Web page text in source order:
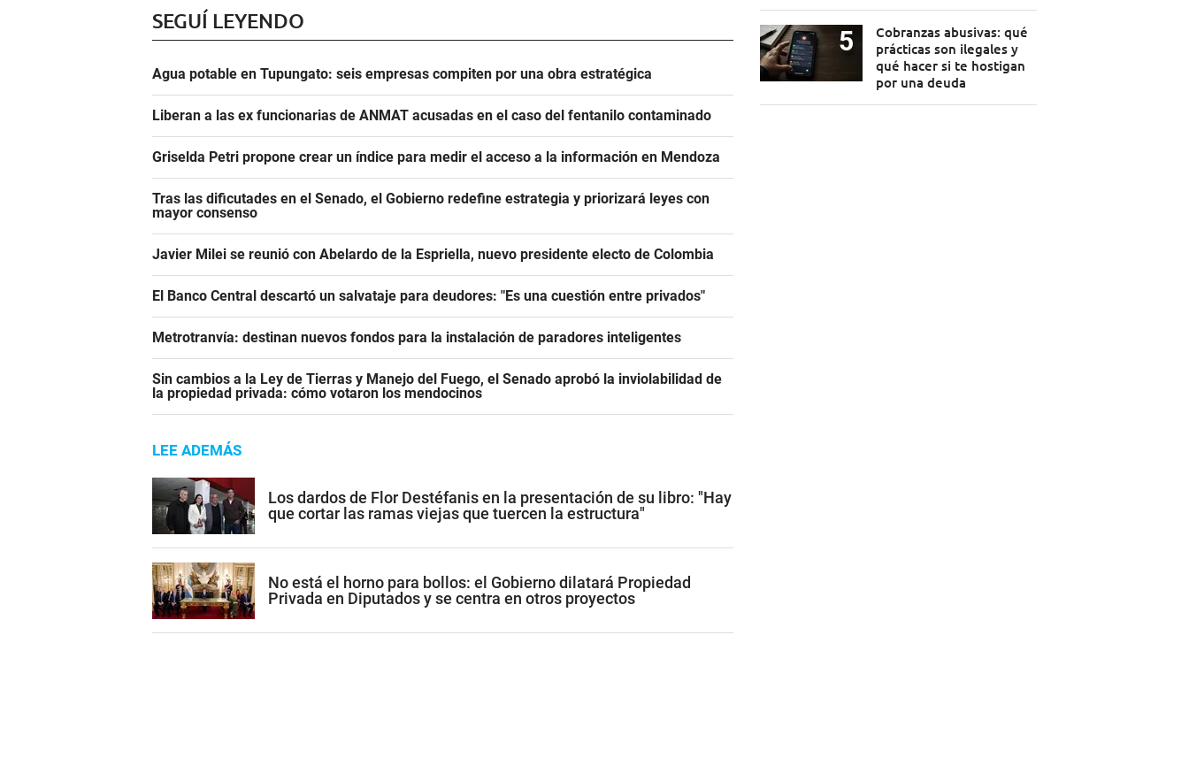
SEGUÍ LEYENDO
Agua potable en Tupungato: seis empresas compiten por una obra estratégica
Liberan a las ex funcionarias de ANMAT acusadas en el caso del fentanilo contaminado
Griselda Petri propone crear un índice para medir el acceso a la información en Mendoza
Tras las dificutades en el Senado, el Gobierno redefine estrategia y priorizará leyes con
mayor consenso
Javier Milei se reunió con Abelardo de la Espriella, nuevo presidente electo de Colombia
El Banco Central descartó un salvataje para deudores: "Es una cuestión entre privados"
Metrotranvía: destinan nuevos fondos para la instalación de paradores inteligentes
Sin cambios a la Ley de Tierras y Manejo del Fuego, el Senado aprobó la inviolabilidad de
la propiedad privada: cómo votaron los mendocinos
LEE ADEMÁS
Los dardos de Flor Destéfanis en la presentación de su libro: "Hay
que cortar las ramas viejas que tuercen la estructura"
No está el horno para bollos: el Gobierno dilatará Propiedad
Privada en Diputados y se centra en otros proyectos
Cobranzas abusivas: qué
prácticas son ilegales y
qué hacer si te hostigan
por una deuda